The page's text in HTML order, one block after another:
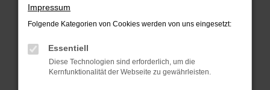
Fehler: Network Error
Beim Laden ist ein Fehler aufgetreten.
Hier sind ein paar Tipps, die dir helfen können:
Überprüfe deine Firewall und deine
Impressum
Folgende Kategorien von Cookies werden von uns eingesetzt:
Essentiell
Diese Technologien sind erforderlich, um die
Kernfunktionalität der Webseite zu gewährleisten.